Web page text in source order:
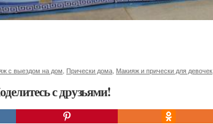
с выездом на дом Прически дома Макияж и прически для девочек
с друзьями!